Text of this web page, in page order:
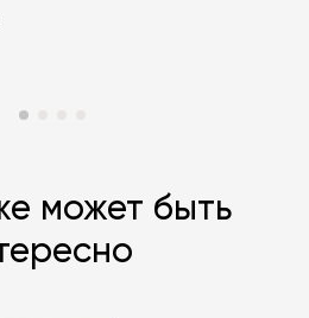
может быть